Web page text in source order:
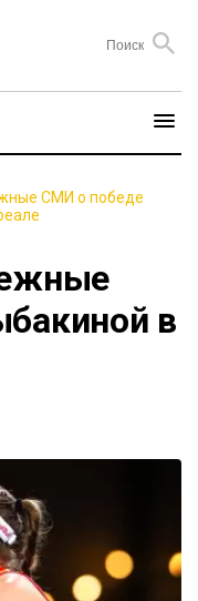
СМИ о победе
в